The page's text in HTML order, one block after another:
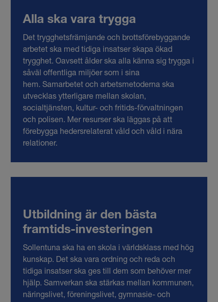
Alla ska vara trygga
Det trygghetsfrämjande och brottsförebyggande
arbetet ska med tidiga insatser skapa ökad
trygghet. Oavsett ålder ska alla känna sig trygga i
såväl offentliga miljöer som i sina
hem. Samarbetet och arbetsmetoderna ska
utvecklas ytterligare mellan skolan,
socialtjänsten, kultur- och fritids-förvaltningen
och polisen. Mer resurser ska läggas på att
förebygga hedersrelaterat våld och våld i nära
relationer.
Utbildning är den bästa
framtids-investeringen
Sollentuna ska ha en skola i världsklass med hög
kunskap. Det ska vara ordning och reda och
tidiga insatser ska ges till dem som behöver mer
hjälp. Samverkan ska stärkas mellan kommunen,
näringslivet, föreningslivet, gymnasie- och